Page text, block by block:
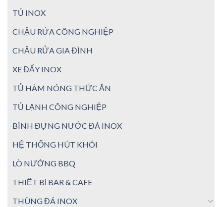
TỦ INOX
CHẬU RỬA CÔNG NGHIỆP
CHẬU RỬA GIA ĐÌNH
XE ĐẨY INOX
TỦ HÂM NÓNG THỨC ĂN
TỦ LẠNH CÔNG NGHIỆP
BÌNH ĐỰNG NƯỚC ĐÁ INOX
HỆ THỐNG HÚT KHÓI
LÒ NƯỚNG BBQ
THIẾT BỊ BAR & CAFE
THÙNG ĐÁ INOX